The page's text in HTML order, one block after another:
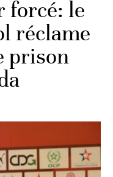
forcé: le
réclame
prison